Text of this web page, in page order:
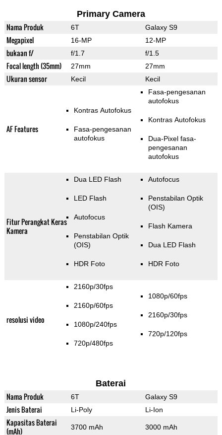
Primary Camera
Nama Produk 6T Galaxy S9
Megapixel 16-MP 12-MP
bukaan f/ f/1.7 f/1.5
Focal length (35mm) 27mm 27mm
Ukuran sensor Kecil Kecil
AF Features
Kontras Autofokus
Fasa-pengesanan
autofokus
Fasa-pengesanan
autofokus
Kontras Autofokus
Dua-Pixel fasa-
pengesanan
autofokus
Fitur Perangkat Keras
Kamera
Dua LED Flash
LED Flash
Autofocus
Penstabilan Optik
(OIS)
HDR Foto
Autofocus
Penstabilan Optik
(OIS)
Flash Kamera
Dua LED Flash
HDR Foto
resolusi video
2160p/30fps
2160p/60fps
1080p/240fps
720p/480fps
1080p/60fps
2160p/30fps
720p/120fps
Baterai
Nama Produk 6T Galaxy S9
Jenis Baterai Li-Poly Li-Ion
Kapasitas Baterai
(mAh)
3700 mAh 3000 mAh